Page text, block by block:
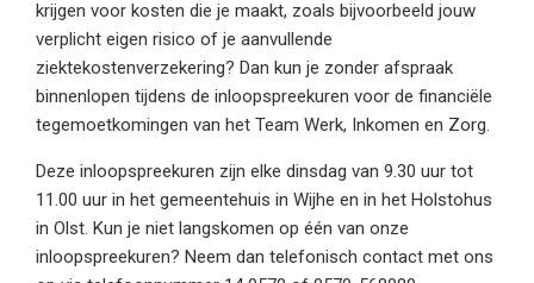
krijgen voor kosten die je maakt, zoals bijvoorbeeld jouw
verplicht eigen risico of je aanvullende
ziektekostenverzekering? Dan kun je zonder afspraak
binnenlopen tijdens de inloopspreekuren voor de financiële
tegemoetkomingen van het Team Werk, Inkomen en Zorg.
Deze inloopspreekuren zijn elke dinsdag van 9.30 uur tot
11.00 uur in het gemeentehuis in Wijhe en in het Holstohus
in Olst. Kun je niet langskomen op één van onze
inloopspreekuren? Neem dan telefonisch contact met ons